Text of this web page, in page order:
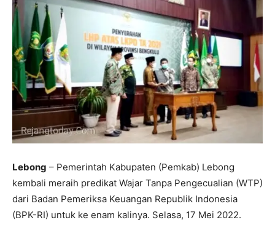
Lebong – Pemerintah Kabupaten (Pemkab) Lebong
kembali meraih predikat Wajar Tanpa Pengecualian (WTP)
dari Badan Pemeriksa Keuangan Republik Indonesia
(BPK-RI) untuk ke enam kalinya. Selasa, 17 Mei 2022.